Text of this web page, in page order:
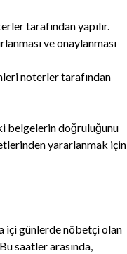
tarafından yapılır.
ve onaylanması
noterler tarafından
belgelerin doğruluğunu
yararlanmak için
içi günlerde nöbetçi olan
saatler arasında,